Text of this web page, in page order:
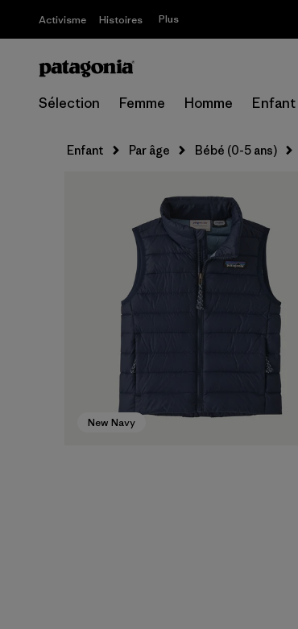
Activisme Histoires Plus
Sélection Femme Homme Enfant
Enfant Par âge Bébé (0-5 ans)
New Navy